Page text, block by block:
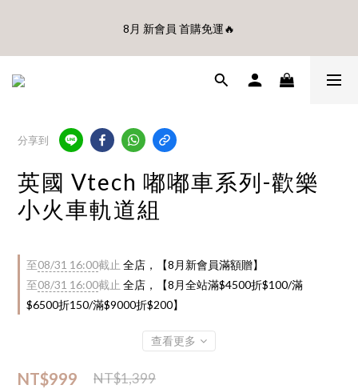
Disney輕量摺疊椅(不累贈)🎊
8月 新會員 首購免運🔥
🎊8月底前、首購滿$3500贈UBMOM透明防水提袋 滿$6500贈
分享到
英國 Vtech 嘟嘟車系列-歡樂
小火車軌道組
至08/31 16:00截止 全店，【8月新會員滿額贈】
至08/31 16:00截止 全店，【8月全站滿$4500折$100/滿
$6500折150/滿$9000折$200】
查看更多
NT$999 NT$1,399